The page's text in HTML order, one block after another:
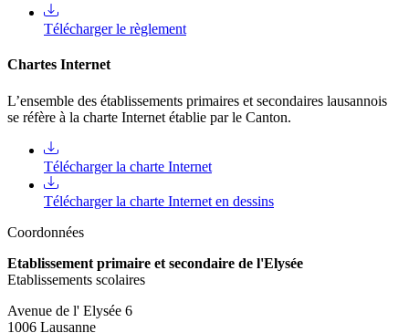
Télécharger le règlement
Chartes Internet
L’ensemble des établissements primaires et secondaires lausannois
se réfère à la charte Internet établie par le Canton.
Télécharger la charte Internet
Télécharger la charte Internet en dessins
Coordonnées
Etablissement primaire et secondaire de l'Elysée
Etablissements scolaires
Avenue de l' Elysée 6
1006 Lausanne